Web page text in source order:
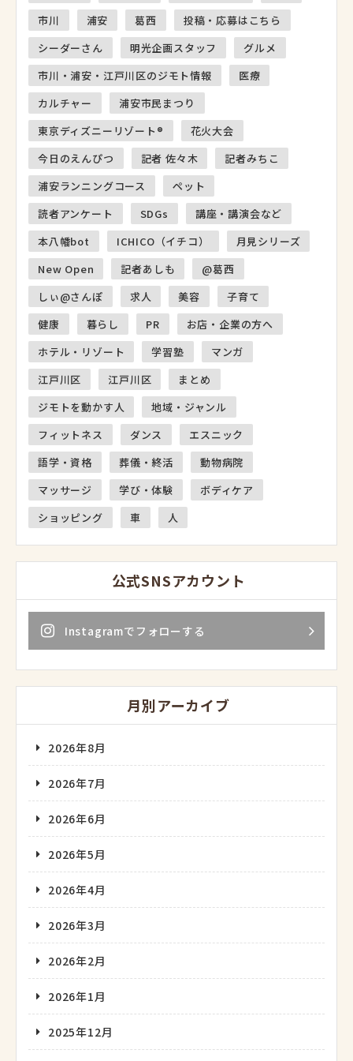
市川 浦安 葛西
投稿・応募はこちら
シーダーさん
明光企画スタッフ
グルメ
市川・浦安・江戸川区のジモト情報
医療
カルチャー
浦安市民まつり
東京ディズニーリゾート®
花火大会
今日のえんぴつ
記者 佐々木
記者みちこ
浦安ランニングコース
ペット
読者アンケート
SDGs
講座・講演会など
本八幡bot
ICHICO（イチコ）
月見シリーズ
New Open
記者あしも
@葛西
しぃ@さんぽ
求人 美容
子育て
健康
暮らし PR
お店・企業の方へ
ホテル・リゾート
学習塾
マンガ
江戸川区
江戸川区
まとめ
ジモトを動かす人
地域・ジャンル
フィットネス
ダンス
エスニック
語学・資格
葬儀・終活
動物病院
マッサージ
学び・体験
ボディケア
ショッピング
車 人
公式SNSアカウント
Instagramでフォローする
月別アーカイブ
2026年8月
2026年7月
2026年6月
2026年5月
2026年4月
2026年3月
2026年2月
2026年1月
2025年12月